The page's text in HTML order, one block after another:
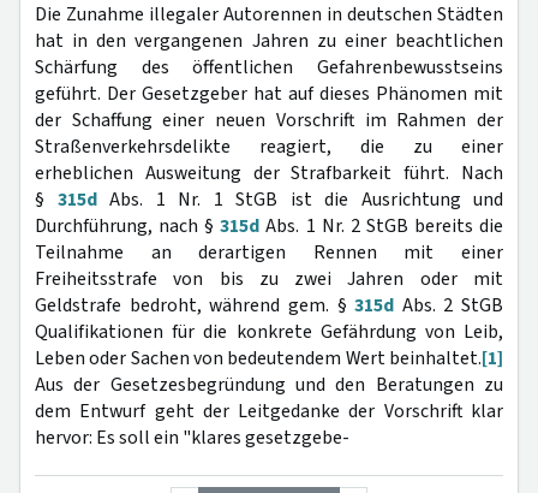
Die Zunahme illegaler Autorennen in deutschen Städten
hat in den vergangenen Jahren zu einer beachtlichen
Schärfung des öffentlichen Gefahrenbewusstseins
geführt. Der Gesetzgeber hat auf dieses Phänomen mit
der Schaffung einer neuen Vorschrift im Rahmen der
Straßenverkehrsdelikte reagiert, die zu einer
erheblichen Ausweitung der Strafbarkeit führt. Nach
§ 315dAbs. 1 Nr. 1 StGB ist die Ausrichtung und
Durchführung, nach §315d Abs. 1 Nr. 2 StGB bereits die
Teilnahme an derartigen Rennen mit einer
Freiheitsstrafe von bis zu zwei Jahren oder mit
Geldstrafe bedroht, während gem. §315d Abs. 2 StGB
Qualifikationen für die konkrete Gefährdung von Leib,
Leben oder Sachen von bedeutendem Wert beinhaltet.[1]
Aus der Gesetzesbegründung und den Beratungen zu
dem Entwurf geht der Leitgedanke der Vorschrift klar
hervor: Es soll ein "klares gesetzgebe-